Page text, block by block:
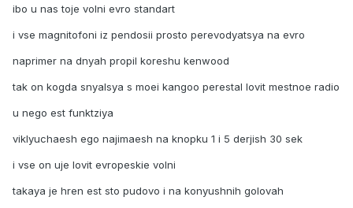
ibo u nas toje volni evro standart
i vse magnitofoni iz pendosii prosto perevodyatsya na evro
naprimer na dnyah propil koreshu kenwood
tak on kogda snyalsya s moei kangoo perestal lovit mestnoe radio
u nego est funktziya
viklyuchaesh ego najimaesh na knopku 1 i 5 derjish 30 sek
i vse on uje lovit evropeskie volni
takaya je hren est sto pudovo i na konyushnih golovah